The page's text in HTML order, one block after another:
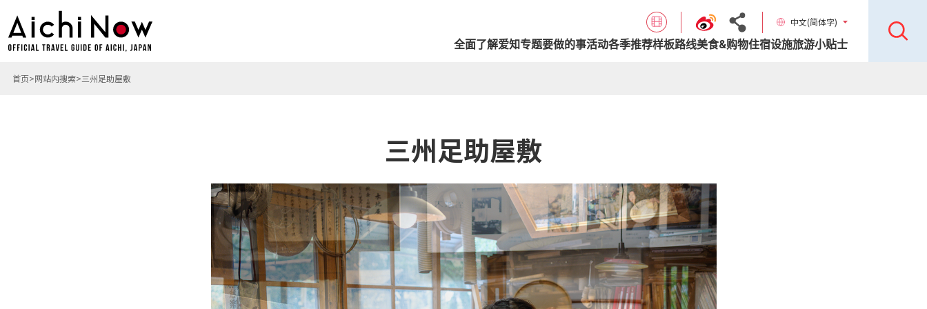
中文(简体字)
全面了解爱知专题要做的事活动各季推荐样板路线美食&购物住宿设施旅游小贴士
首页 网站内搜索 三州足助屋敷
三州足助屋敷